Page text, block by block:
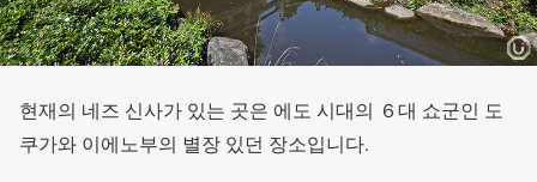
현재의 네즈 신사가 있는 곳은 에도 시대의 ６대 쇼군인 도
쿠가와 이에노부의 별장 있던 장소입니다.